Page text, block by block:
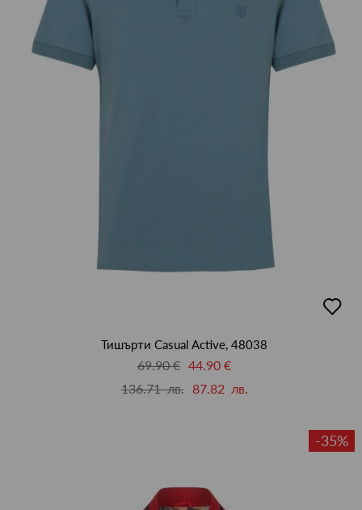
в
Тишърти Casual Active, 48038
69.90 € 44.90 €
136.71 лв.
87.82 лв.
-35%